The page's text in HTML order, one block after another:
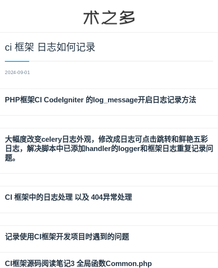
ci 框架 日志如何记录
2024-09-01
PHP框架CI CodeIgniter 的log_message开启日志记录方法
大幅度改变celery日志外观，修改成日志可点击跳转和鲜艳五彩
日志，解决脚本中已添加handler的logger和框架日志重复记录问
题。
CI 框架中的日志处理 以及 404异常处理
记录使用CI框架开发项目时遇到的问题
CI框架源码阅读笔记3 全局函数Common.php